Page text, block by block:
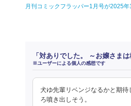
月刊コミックフラッパー1月号が2025
「対ありでした。 ～お嬢さま
※ユーザーによる個人の感想です
犬ゆ先輩リベンジなるかと期
ろ噴き出しそう。